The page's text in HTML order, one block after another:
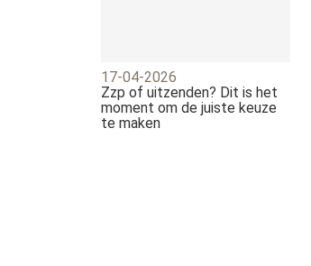
17-04-2026
Zzp of uitzenden? Dit is het
moment om de juiste keuze
te maken